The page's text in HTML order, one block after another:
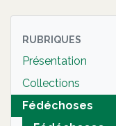
RUBRIQUES
Présentation
Collections
Fédéchoses